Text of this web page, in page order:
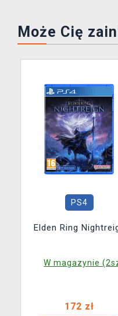
Może Cię
PS4
Elden Ring
W magazynie
172 zł